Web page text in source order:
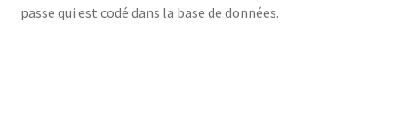
passe qui est codé dans la base de données.